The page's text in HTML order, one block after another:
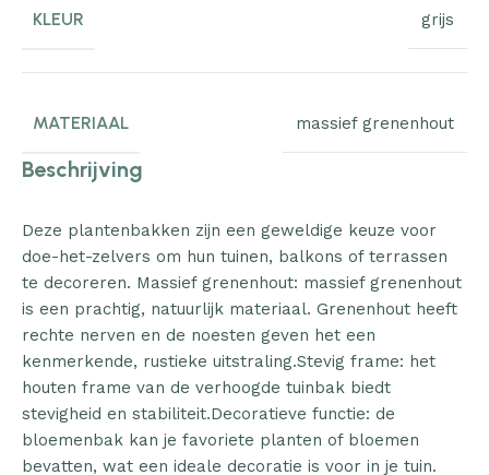
KLEUR grijs
MATERIAAL massief grenenhout
Beschrijving
Deze plantenbakken zijn een geweldige keuze voor
doe-het-zelvers om hun tuinen, balkons of terrassen
te decoreren. Massief grenenhout: massief grenenhout
is een prachtig, natuurlijk materiaal. Grenenhout heeft
rechte nerven en de noesten geven het een
kenmerkende, rustieke uitstraling.Stevig frame: het
houten frame van de verhoogde tuinbak biedt
stevigheid en stabiliteit.Decoratieve functie: de
bloemenbak kan je favoriete planten of bloemen
bevatten, wat een ideale decoratie is voor in je tuin.